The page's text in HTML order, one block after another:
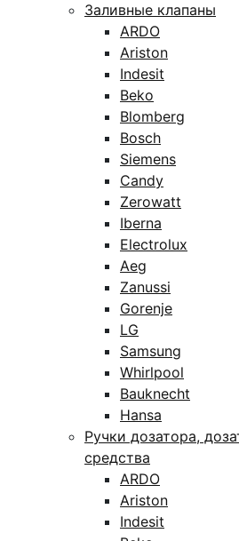
Заливные клапаны
ARDO
Ariston
Indesit
Beko
Blomberg
Bosch
Siemens
Candy
Zerowatt
Iberna
Electrolux
Aeg
Zanussi
Gorenje
LG
Samsung
Whirlpool
Bauknecht
Hansa
Ручки дозатора,
средства
ARDO
Ariston
Indesit